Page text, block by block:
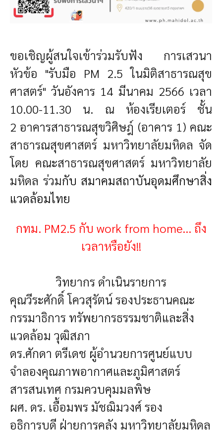
ขอเชิญผู้สนใจเข้าร่วมรับฟัง การเสวนา
หัวข้อ "รับมือ PM 2.5 ในมิติสาธารณสุข
ศาสตร์"วันอังคาร 14 มีนาคม 2566 เวลา
10.00-11.30 น. ณ ห้องเรียเตอร์ ชั้น
2 อาคารสาธารณสุขวิศิษฎ์ (อาคาร 1) คณะ
สาธารณสุขศาสตร์ มหาวิทยาลัยมหิดล จัด
โดย คณะสาธารณสุขศาสตร์ มหาวิทยาลัย
มหิดล ร่วมกับ สมาคมสถาบันอุดมศึกษาสิ่ง
แวดล้อมไทย
กทม. PM2.5 กับ work from home... ถึง
เวลาหรือยัง!!
วิทยากร ดำเนินรายการ
คุณวีระศักดิ์ โควสุรัตน์ รองประธานคณะ
กรรมาธิการ ทรัพยากรธรรมชาติและสิ่ง
แวดล้อม วุฒิสภา
ดร.ศักดา ตรีเดช ผู้อำนวยการศูนย์แบบ
จำลองคุณภาพอากาศและภูมิศาสตร์
สารสนเทศ กรมควบคุมมลพิษ
ผศ. ดร. เอื้อมพร มัชฌิมวงศ์ รอง
อธิการบดี ฝ่ายการคลัง มหาวิทยาลัยมหิดล